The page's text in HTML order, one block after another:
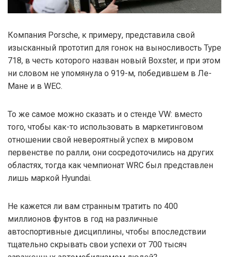
Компания Porsche, к примеру, представила свой
изысканный прототип для гонок на выносливость Type
718, в честь которого назван новый Boxster, и при этом
ни словом не упомянула о 919-м, победившем в Ле-
Мане и в WEC.
То же самое можно сказать и о стенде VW: вместо
того, чтобы как-то использовать в маркетинговом
отношении свой невероятный успех в мировом
первенстве по ралли, они сосредоточились на других
областях, тогда как чемпионат WRC был представлен
лишь маркой Hyundai.
Не кажется ли вам странным тратить по 400
миллионов фунтов в год на различные
автоспортивные дисциплины, чтобы впоследствии
тщательно скрывать свои успехи от 700 тысяч